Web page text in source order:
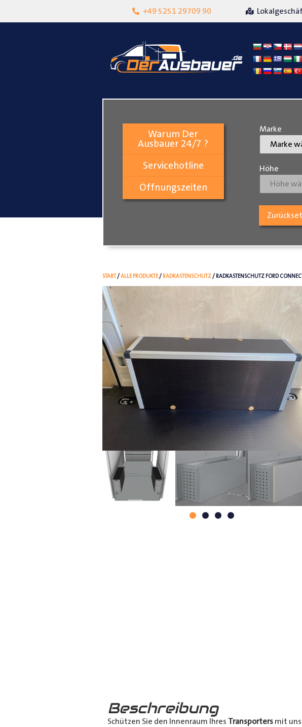
+49 5251 29709 90
Lokalgeschäft in Paderborn Über 15
Warum Der
Ausbauer 24/7 ?
Servicehotline
Öffnungszeiten
Marke
Höhe
START/ALLE PRODUKTE/ RADKASTENSCHUTZ/ RADKASTENSCHUTZ FORD
Beschreibung
Schützen Sie den Innenraum Ihres Transportersmit